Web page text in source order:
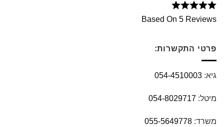
Based On 5 Reviews
פרטי התקשרות:
גיא: 054-4510003
מיטל: 054-8029717
משרד: 055-5649778